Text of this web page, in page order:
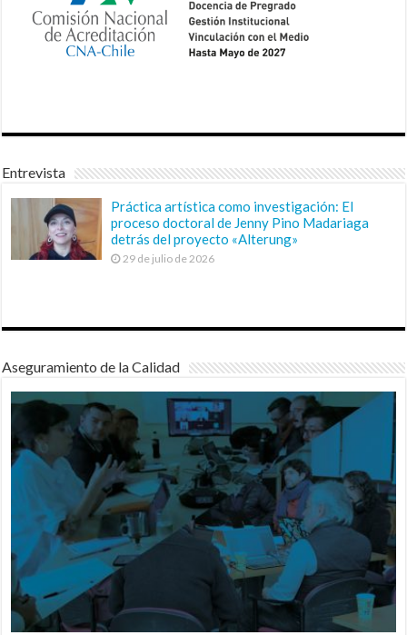
Entrevista
Práctica artística como investigación: El
proceso doctoral de Jenny Pino Madariaga
detrás del proyecto «Alterung»
29 de julio de 2026
Aseguramiento de la Calidad